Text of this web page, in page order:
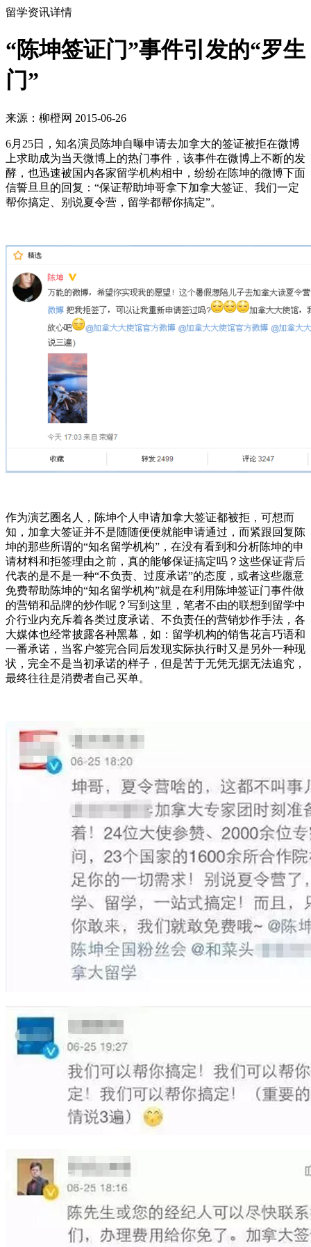
留学资讯详情
“陈坤签证门”事件引发的“罗生
门”
来源：柳橙网 2015-06-26
6月25日，知名演员陈坤自曝申请去加拿大的签证被拒在微博
上求助成为当天微博上的热门事件，该事件在微博上不断的发
酵，也迅速被国内各家留学机构相中，纷纷在陈坤的微博下面
信誓旦旦的回复：“保证帮助坤哥拿下加拿大签证、我们一定
帮你搞定、别说夏令营，留学都帮你搞定”。
作为演艺圈名人，陈坤个人申请加拿大签证都被拒，可想而
知，加拿大签证并不是随随便便就能申请通过，而紧跟回复陈
坤的那些所谓的“知名留学机构”，在没有看到和分析陈坤的申
请材料和拒签理由之前，真的能够保证搞定吗？这些保证背后
代表的是不是一种“不负责、过度承诺”的态度，或者这些愿意
免费帮助陈坤的“知名留学机构”就是在利用陈坤签证门事件做
的营销和品牌的炒作呢？写到这里，笔者不由的联想到留学中
介行业内充斥着各类过度承诺、不负责任的营销炒作手法，各
大媒体也经常披露各种黑幕，如：留学机构的销售花言巧语和
一番承诺，当客户签完合同后发现实际执行时又是另外一种现
状，完全不是当初承诺的样子，但是苦于无凭无据无法追究，
最终往往是消费者自己买单。